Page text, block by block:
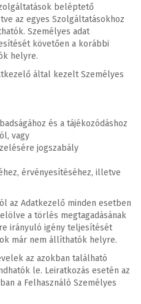
beléptető
az egyes Szolgáltatásokhoz
Személyes adat
követően a korábbi
helyre.
által kezelt Személyes
és a tájékozódáshoz
vagy
jogszabály
érvényesítéséhez, illetve
az Adatkezelő minden esetben
a törlés megtagadásának
irányuló igény teljesítését
már nem állíthatók helyre.
az azokban található
le. Leiratkozás esetén az
a Felhasználó Személyes